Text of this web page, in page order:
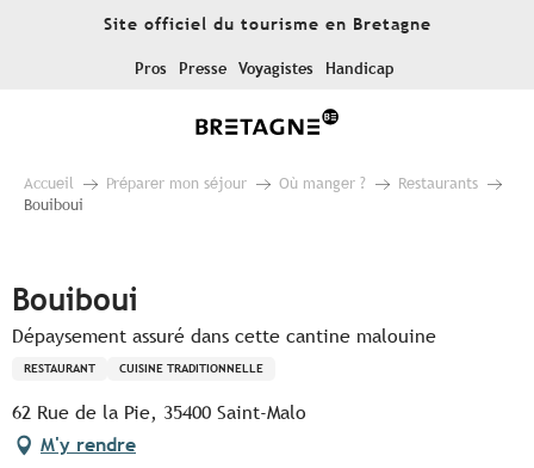
Site officiel du tourisme en Bretagne
Pros Presse Voyagistes Handicap
Accueil Préparer mon séjour Où manger ?
Restaurants
Bouiboui
Bouiboui
Dépaysement assuré dans cette cantine malouine
RESTAURANT CUISINE TRADITIONNELLE
62 Rue de la Pie, 35400 Saint-Malo
M'y rendre